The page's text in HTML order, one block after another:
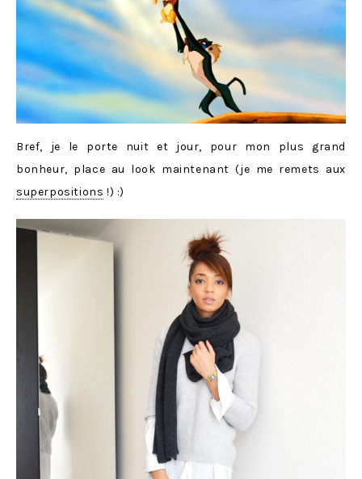
Bref, je le porte nuit et jour, pour mon plus grand
bonheur, place au look maintenant (je me remets aux
superpositions !) :)